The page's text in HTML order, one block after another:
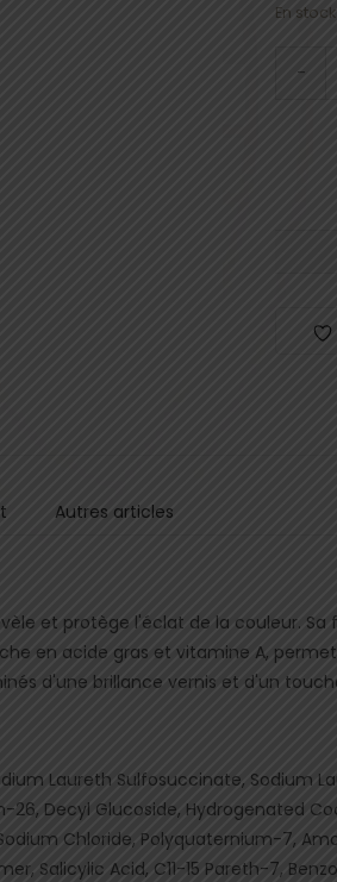
En stock
Autres articles
et protège l'éclat de la couleur.
en acide gras et vitamine A,
d'une brillance vernis et d'un
Laureth Sulfosuccinate, Sodium
Decyl Glucoside, Hydrogenated
Chloride, Polyquaternium-7,
Salicylic Acid, C11-15 Pareth-7,